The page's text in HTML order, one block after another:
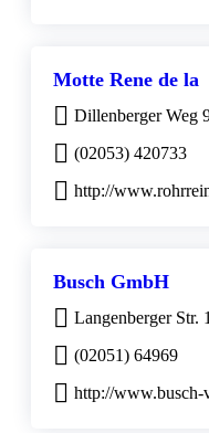
Motte Rene de la
Dillenberger Weg
(02053) 420733
http://
Busch GmbH
Langenberger Str.
(02051) 64969
http://www.busch-